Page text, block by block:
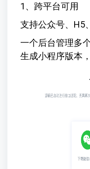
1、跨平台可用
支持公众号、H5
一个后台管理多
生成小程序版本